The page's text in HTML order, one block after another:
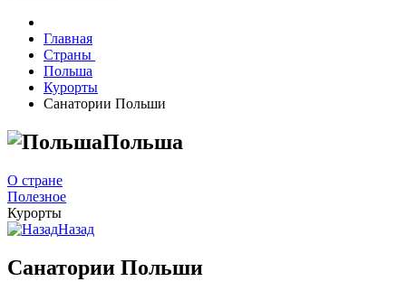
Главная
Страны
Польша
Курорты
Санатории Польши
Польша
О стране
Полезное
Курорты
Назад
Санатории Польши